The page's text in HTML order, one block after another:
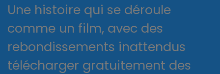
Une histoire qui se déroule
comme un film, avec des
rebondissements inattendus
télécharger gratuitement des